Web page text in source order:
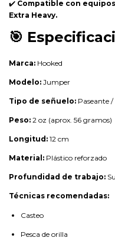
✔️ Compatible con
Extra Heavy.
🎯
Marca: Hooked
Modelo: Jumper
Tipo de señuelo: Paseante
Peso: 2 oz (aprox. 56 gramos)
Longitud: 12 cm
Material: Plástico reforzado
Profundidad de trabajo:
Técnicas recomendadas:
Casteo
Pesca de orilla